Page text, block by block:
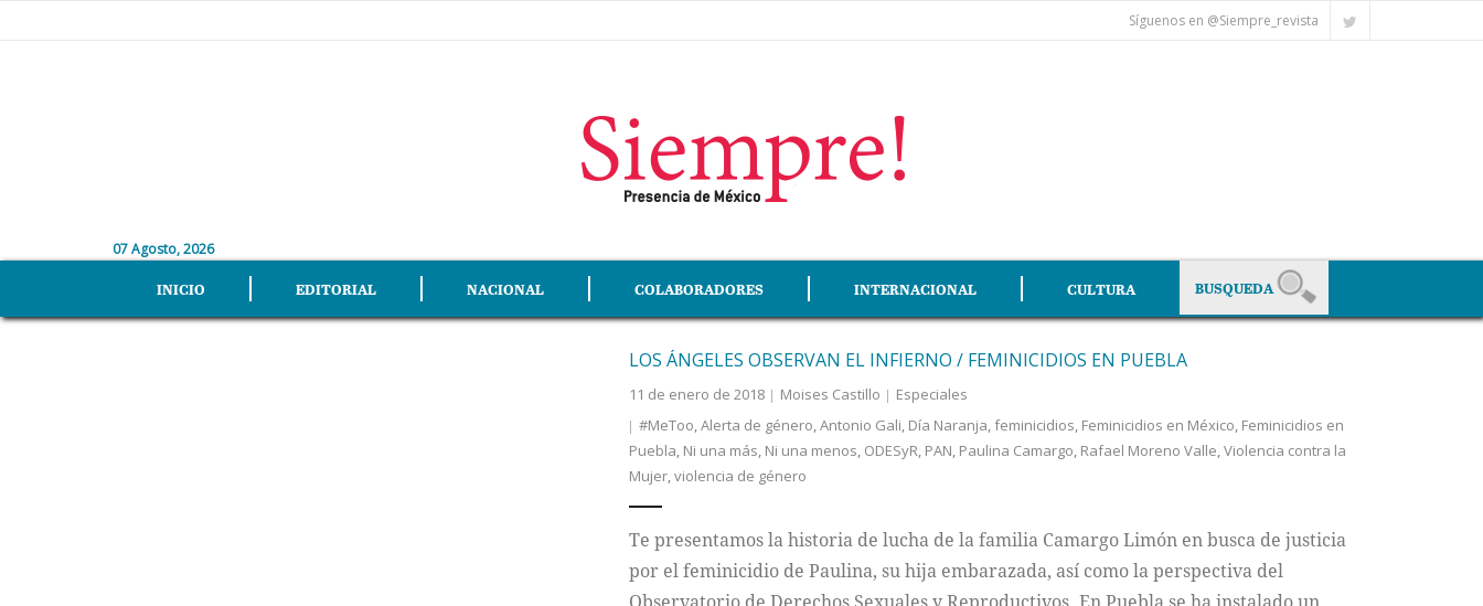
Síguenos en @Siempre_revista
07 Agosto, 2026
INICIO EDITORIAL NACIONAL COLABORADORES INTERNACIONAL CULTURA
LOS ÁNGELES OBSERVAN EL INFIERNO / FEMINICIDIOS EN PUEBLA
11 de enero de 2018 Moises Castillo
Especiales
#MeToo,Alerta de género,Antonio Gali, Día Naranja,feminicidios, Feminicidios en México, Feminicidios en
Puebla, Ni una más, Ni una menos, ODESyR, PAN, Paulina Camargo, Rafael Moreno Valle,Violencia contra la
Mujer,violencia de género
Te presentamos la historia de lucha de la familia Camargo Limón en busca de justicia
por el feminicidio de Paulina, su hija embarazada, así como la perspectiva del